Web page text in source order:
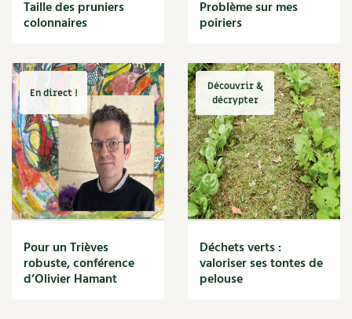
Cuisine saine
Décoration
DIY
Eau
Énergie
Enfants
Expérimentation
Fleur
Jardin bio
Légumes
Légumineuse
Maïs doux
Maison saine
Taille des pruniers
colonnaires
Problème sur mes
poiriers
En direct !
Pour un Trièves
robuste, conférence
d’Olivier Hamant
Découvrir &
décrypter
Déchets verts :
valoriser ses tontes de
pelouse